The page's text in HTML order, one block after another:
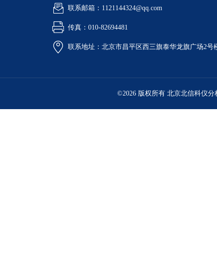
联系邮箱：1121144324@qq.com
传真：010-82694481
联系地址：北京市昌平区西三旗泰华龙旗广场2号
©2026 版权所有 北京北信科仪